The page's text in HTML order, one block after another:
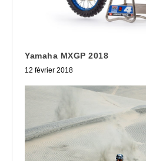
Yamaha MXGP 2018
12 février 2018